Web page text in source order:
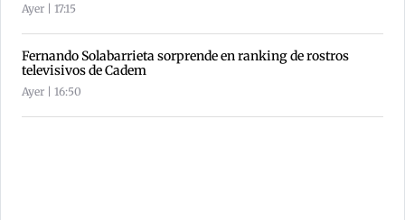
Ayer | 17:15
Fernando Solabarrieta sorprende en ranking de rostros
televisivos de Cadem
Ayer | 16:50